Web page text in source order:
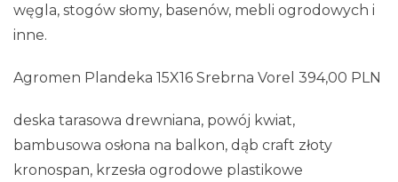
węgla, stogów słomy, basenów, mebli ogrodowych i
inne.
Agromen Plandeka 15X16 Srebrna Vorel 394,00 PLN
deska tarasowa drewniana, powój kwiat,
bambusowa osłona na balkon, dąb craft złoty
kronospan, krzesła ogrodowe plastikowe